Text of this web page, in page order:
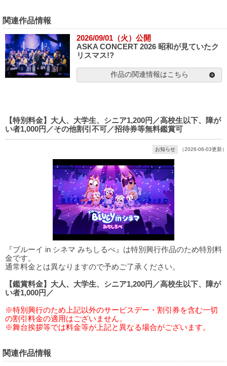
関連作品情報
2026/09/01（火）公開
ASKA CONCERT 2026 昭和が見ていたク
リスマス!?
作品の関連情報はこちら
【特別料金】大人、大学生、シニア1,200円／高校生以下、障が
い者1,000円／その他割引不可／招待券等無料鑑賞可
お知らせ （2026-06-03更新）
『ブルーイ in シネマ みちしるべ』は特別興行作品のため特別料
金です。
通常料金とは異なりますので予めご了承ください。
【鑑賞料金】大人、大学生、シニア1,200円／高校生以下、障が
い者1,000円／
※特別興行のため上記以外のサービスデー・割引券を含む一切
の割引料金の適用はございません。
※舞台挨拶等では料金等が上記と異なる場合がございます。
関連作品情報